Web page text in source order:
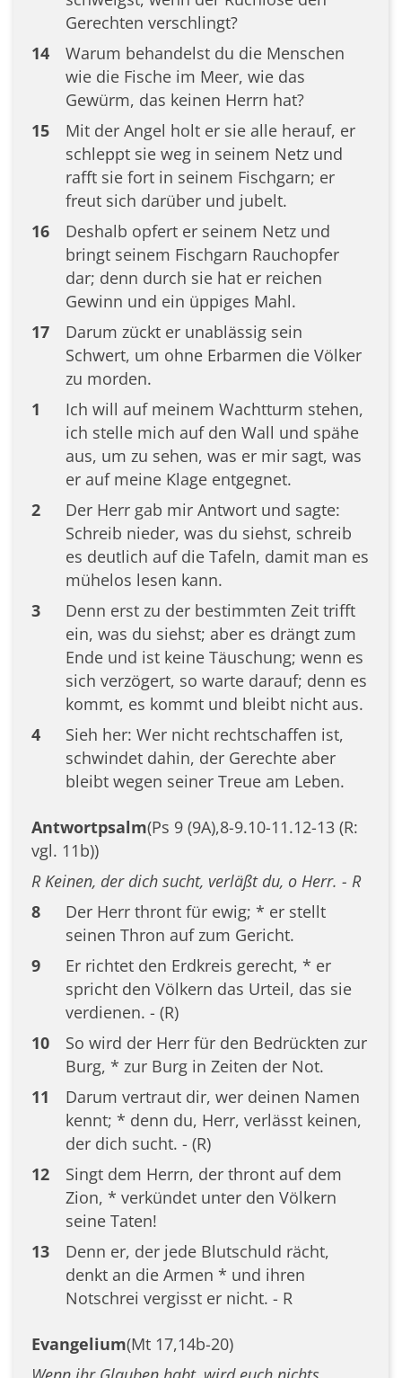
Gerechten verschlingt?
14
Warum behandelst du die Menschen
wie die Fische im Meer, wie das
Gewürm, das keinen Herrn hat?
15
Mit der Angel holt er sie alle herauf, er
schleppt sie weg in seinem Netz und
rafft sie fort in seinem Fischgarn; er
freut sich darüber und jubelt.
16
Deshalb opfert er seinem Netz und
bringt seinem Fischgarn Rauchopfer
dar; denn durch sie hat er reichen
Gewinn und ein üppiges Mahl.
17
Darum zückt er unablässig sein
Schwert, um ohne Erbarmen die Völker
zu morden.
1
Ich will auf meinem Wachtturm stehen,
ich stelle mich auf den Wall und spähe
aus, um zu sehen, was er mir sagt, was
er auf meine Klage entgegnet.
2
Der Herr gab mir Antwort und sagte:
Schreib nieder, was du siehst, schreib
es deutlich auf die Tafeln, damit man es
mühelos lesen kann.
3
Denn erst zu der bestimmten Zeit trifft
ein, was du siehst; aber es drängt zum
Ende und ist keine Täuschung; wenn es
sich verzögert, so warte darauf; denn es
kommt, es kommt und bleibt nicht aus.
4
Sieh her: Wer nicht rechtschaffen ist,
schwindet dahin, der Gerechte aber
bleibt wegen seiner Treue am Leben.
Antwortpsalm(Ps 9 (9A),8-9.10-11.12-13 (R:
vgl. 11b))
R Keinen, der dich sucht, verläßt du, o Herr. - R
8
Der Herr thront für ewig; * er stellt
seinen Thron auf zum Gericht.
9
Er richtet den Erdkreis gerecht, * er
spricht den Völkern das Urteil, das sie
verdienen. - (R)
10
So wird der Herr für den Bedrückten zur
Burg, * zur Burg in Zeiten der Not.
11
Darum vertraut dir, wer deinen Namen
kennt; * denn du, Herr, verlässt keinen,
der dich sucht. - (R)
12
Singt dem Herrn, der thront auf dem
Zion, * verkündet unter den Völkern
seine Taten!
13
Denn er, der jede Blutschuld rächt,
denkt an die Armen * und ihren
Notschrei vergisst er nicht. - R
Evangelium(Mt 17,14b-20)